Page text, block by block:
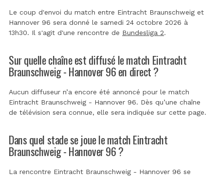
Le coup d'envoi du match entre Eintracht Braunschweig et
Hannover 96 sera donné le samedi 24 octobre 2026 à
13h30. Il s'agit d'une rencontre de Bundesliga 2.
Sur quelle chaîne est diffusé le match Eintracht
Braunschweig - Hannover 96 en direct ?
Aucun diffuseur n’a encore été annoncé pour le match
Eintracht Braunschweig - Hannover 96. Dès qu’une chaîne
de télévision sera connue, elle sera indiquée sur cette page.
Dans quel stade se joue le match Eintracht
Braunschweig - Hannover 96 ?
La rencontre Eintracht Braunschweig - Hannover 96 se